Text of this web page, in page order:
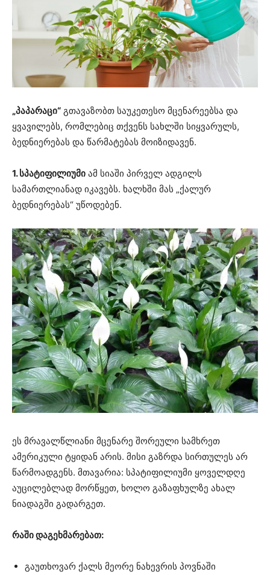
„პაპარაცი“ გთავაზობთ საუკეთესო მცენარეებსა და
ყვავილებს, რომლებიც თქვენს სახლში სიყვარულს,
ბედნიერებას და წარმატებას მოიზიდავენ.
1. სპატიფილიუმი ამ სიაში პირველ ადგილს
სამართლიანად იკავებს. ხალხში მას „ქალურ
ბედნიერებას“ უწოდებენ.
ეს მრავალწლიანი მცენარე შორეული სამხრეთ
ამერიკული ტყიდან არის. მისი გაზრდა სირთულეს არ
წარმოადგენს. მთავარია: სპატიფილიუმი ყოველდღე
აუცილებლად მორწყეთ, ხოლო გაზაფხულზე ახალ
ნიადაგში გადარგეთ.
რაში დაგეხმარებათ:
გაუთხოვარ ქალს მეორე ნახევრის პოვნაში